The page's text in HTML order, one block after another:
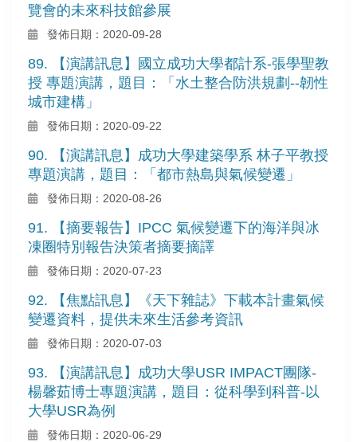
覽會的未來科技館參展
發佈日期：2020-09-28
89. 【演講訊息】國立成功大學都計系-張學聖教
授 專題演講，題目：「水土整合防洪規劃--韌性
城市建構」
發佈日期：2020-09-22
90. 【演講訊息】成功大學建築學系 林子平教授
專題演講，題目：「都市熱島與氣候變遷」
發佈日期：2020-08-26
91. 【摘要報告】IPCC 氣候變遷下的海洋與冰
凍圈特別報告決策者摘要摘譯
發佈日期：2020-07-23
92. 【焦點訊息】《天下雜誌》下載本計畫氣候
變遷資料，提供未來生活參考資訊
發佈日期：2020-07-03
93. 【演講訊息】成功大學USR IMPACT團隊-
楊馨茹博士專題演講，題目：從科學到科普-以
大學USR為例
發佈日期：2020-06-29